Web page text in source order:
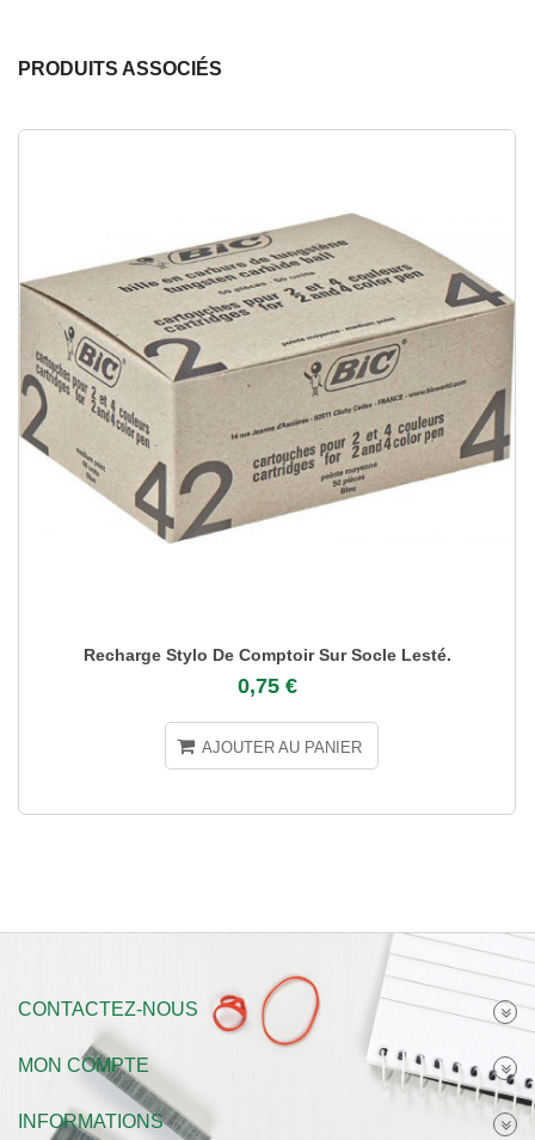
PRODUITS ASSOCIÉS
Recharge Stylo De Comptoir Sur Socle Lesté.
0,75 €
AJOUTER AU PANIER
CONTACTEZ-NOUS
MON COMPTE
INFORMATIONS